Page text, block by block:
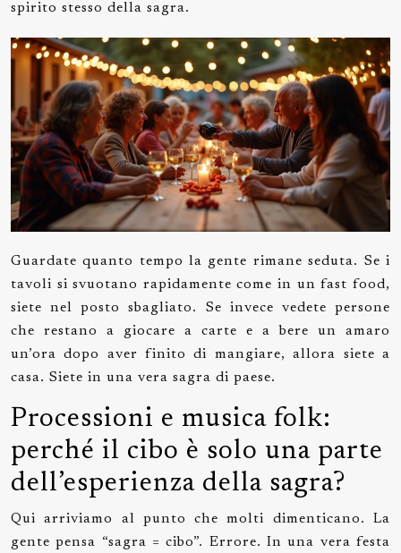
spirito stesso della sagra.
Guardate quanto tempo la gente rimane seduta. Se i
tavoli si svuotano rapidamente come in un fast food,
siete nel posto sbagliato. Se invece vedete persone
che restano a giocare a carte e a bere un amaro
un’ora dopo aver finito di mangiare, allora siete a
casa. Siete in una vera sagra di paese.
Processioni e musica folk:
perché il cibo è solo una parte
dell’esperienza della sagra?
Qui arriviamo al punto che molti dimenticano. La
gente pensa “sagra = cibo”. Errore. In una vera festa